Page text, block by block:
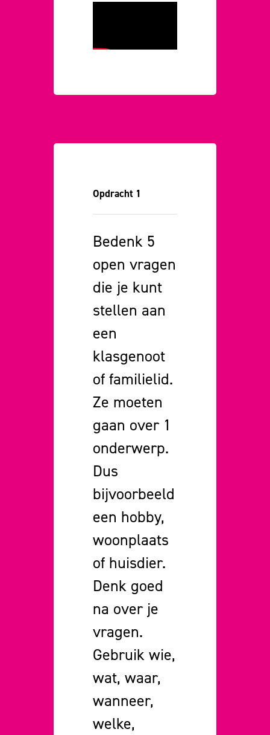
Opdracht 1
Bedenk 5
open vragen
die je kunt
stellen aan
een
klasgenoot
of familielid.
Ze moeten
gaan over 1
onderwerp.
Dus
bijvoorbeeld
een hobby,
woonplaats
of huisdier.
Denk goed
na over je
vragen.
Gebruik wie,
wat, waar,
wanneer,
welke,